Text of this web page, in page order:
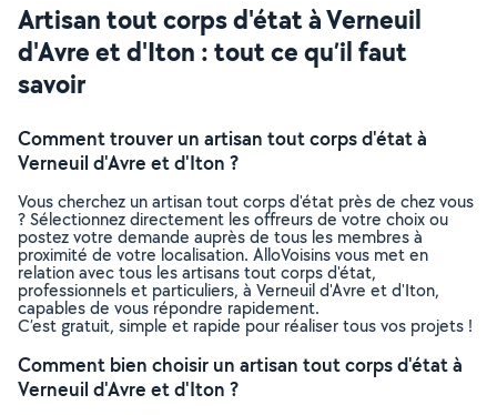
Artisan tout corps d'état à Verneuil
d'Avre et d'Iton : tout ce qu’il faut
savoir
Comment trouver un artisan tout corps d'état à
Verneuil d'Avre et d'Iton ?
Vous cherchez un artisan tout corps d'état près de chez vous
? Sélectionnez directement les offreurs de votre choix ou
postez votre demande auprès de tous les membres à
proximité de votre localisation. AlloVoisins vous met en
relation avec tous les artisans tout corps d'état,
professionnels et particuliers, à Verneuil d'Avre et d'Iton,
capables de vous répondre rapidement.
C’est gratuit, simple et rapide pour réaliser tous vos projets !
Comment bien choisir un artisan tout corps d'état à
Verneuil d'Avre et d'Iton ?